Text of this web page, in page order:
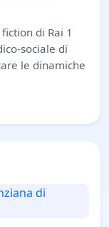
di Rai 1
sociale di
le dinamiche